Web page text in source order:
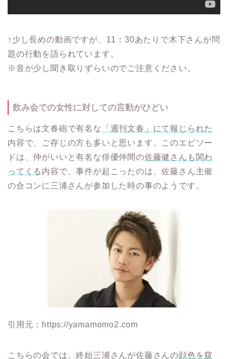
↑少し長めの動画ですが、11：30あたりで木下さんが問
題の行動を語られています。
※音が少し聞き取りずらいのでご注意ください。
飲み会での女性に対しての言動がひどい
こちらは文春砲で有名な
「週刊文春」にて報じられた
内容で、ご存じの方も多いと思います。このエピソー
ドは、仲がいいと有名な俳優仲間の佐藤健さんも関わ
ってくる 内容で、事件が起こったのは、佐藤さん主催
の合コンに三浦さんが参加した時の事のようです。
引用元：https://yamamomo2.com
こちらの会では、終始三浦さんが佐藤さんの顔色を窺